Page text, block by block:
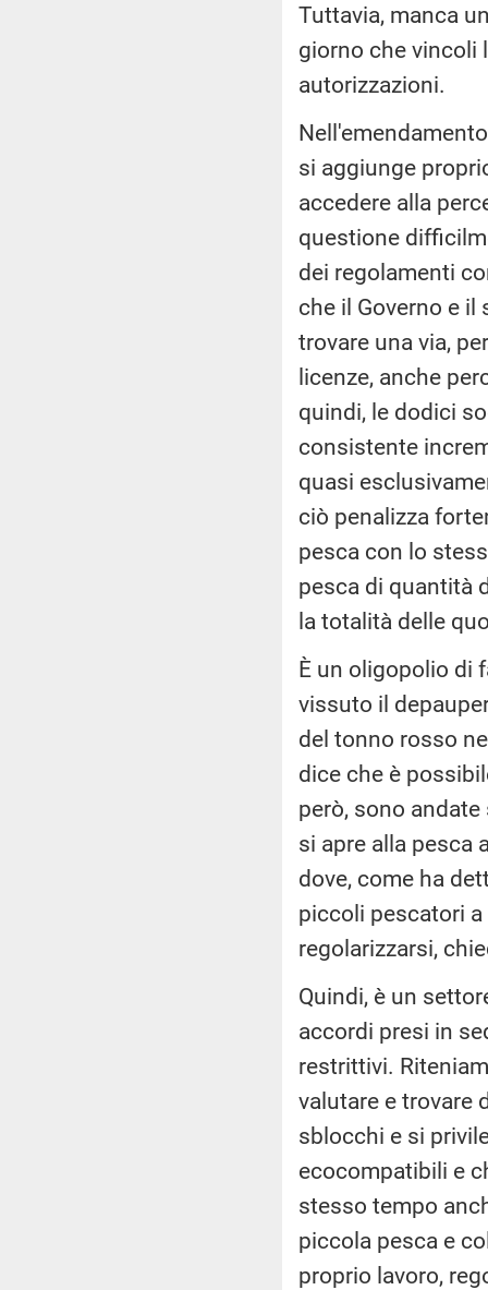
Tuttavia, manca
giorno che vincoli
autorizzazioni.
si aggiunge
accedere alla
questione
dei regolamenti
che il Governo e
trovare una via,
licenze, anche
quindi, le dodici
consistente
quasi
ciò penalizza
pesca con lo
pesca di quantità
la totalità delle
È un oligopolio di
vissuto il
del tonno rosso
dice che è
però, sono
si apre alla pesca
dove, come ha
piccoli pescatori
regolarizzarsi,
Quindi, è un
accordi presi in
restrittivi.
valutare e trovare
sblocchi e si
ecocompatibili e
stesso tempo
piccola pesca e
proprio lavoro,